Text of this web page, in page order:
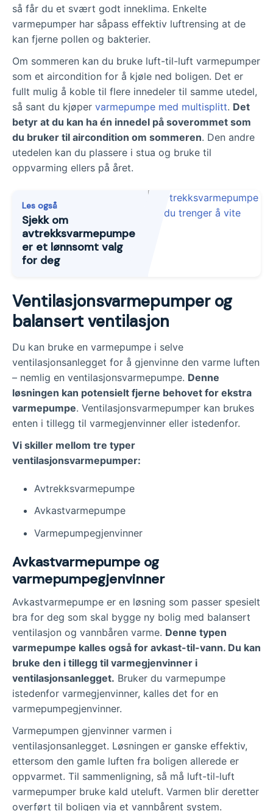
så får du et svært godt inneklima. Enkelte
varmepumper har såpass effektiv luftrensing at de
kan fjerne pollen og bakterier.
Om sommeren kan du bruke luft-til-luft varmepumper
som et aircondition for å kjøle ned boligen. Det er
fullt mulig å koble til flere innedeler til samme utedel,
så sant du kjøper varmepumpe med multisplitt. Det
betyr at du kan ha én innedel på soverommet som
du bruker til aircondition om sommeren. Den andre
utedelen kan du plassere i stua og bruke til
oppvarming ellers på året.
Les også
Sjekk om
avtrekksvarmepumpe
er et lønnsomt valg
for deg
Ventilasjonsvarmepumper og
balansert ventilasjon
Du kan bruke en varmepumpe i selve
ventilasjonsanlegget for å gjenvinne den varme luften
– nemlig en ventilasjonsvarmepumpe. Denne
løsningen kan potensielt fjerne behovet for ekstra
varmepumpe. Ventilasjonsvarmepumper kan brukes
enten i tillegg til varmegjenvinner eller istedenfor.
Vi skiller mellom tre typer
ventilasjonsvarmepumper:
Avtrekksvarmepumpe
Avkastvarmepumpe
Varmepumpegjenvinner
Avkastvarmepumpe og
varmepumpegjenvinner
Avkastvarmepumpe er en løsning som passer spesielt
bra for deg som skal bygge ny bolig med balansert
ventilasjon og vannbåren varme. Denne typen
varmepumpe kalles også for avkast-til-vann. Du kan
bruke den i tillegg til varmegjenvinner i
ventilasjonsanlegget. Bruker du varmepumpe
istedenfor varmegjenvinner, kalles det for en
varmepumpegjenvinner.
Varmepumpen gjenvinner varmen i
ventilasjonsanlegget. Løsningen er ganske effektiv,
ettersom den gamle luften fra boligen allerede er
oppvarmet. Til sammenligning, så må luft-til-luft
varmepumper bruke kald uteluft. Varmen blir deretter
overført til boligen via et vannbårent system.